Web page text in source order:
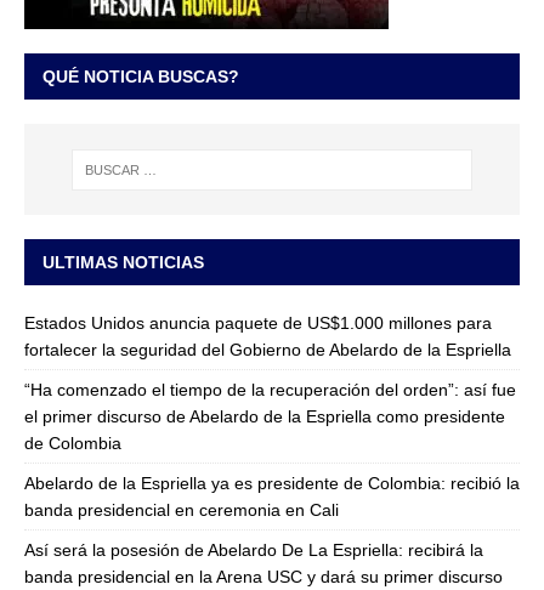
QUÉ NOTICIA BUSCAS?
ULTIMAS NOTICIAS
Estados Unidos anuncia paquete de US$1.000 millones para
fortalecer la seguridad del Gobierno de Abelardo de la Espriella
“Ha comenzado el tiempo de la recuperación del orden”: así fue
el primer discurso de Abelardo de la Espriella como presidente
de Colombia
Abelardo de la Espriella ya es presidente de Colombia: recibió la
banda presidencial en ceremonia en Cali
Así será la posesión de Abelardo De La Espriella: recibirá la
banda presidencial en la Arena USC y dará su primer discurso